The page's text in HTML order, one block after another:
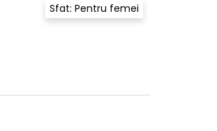
Sfat: Pentru femei